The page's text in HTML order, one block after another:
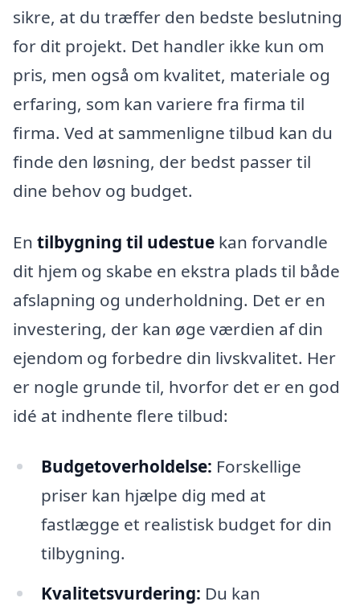
sikre, at du træffer den bedste beslutning
for dit projekt. Det handler ikke kun om
pris, men også om kvalitet, materiale og
erfaring, som kan variere fra firma til
firma. Ved at sammenligne tilbud kan du
finde den løsning, der bedst passer til
dine behov og budget.
En tilbygning til udestue kan forvandle
dit hjem og skabe en ekstra plads til både
afslapning og underholdning. Det er en
investering, der kan øge værdien af din
ejendom og forbedre din livskvalitet. Her
er nogle grunde til, hvorfor det er en god
idé at indhente flere tilbud:
Budgetoverholdelse: Forskellige
priser kan hjælpe dig med at
fastlægge et realistisk budget for din
tilbygning.
Kvalitetsvurdering: Du kan